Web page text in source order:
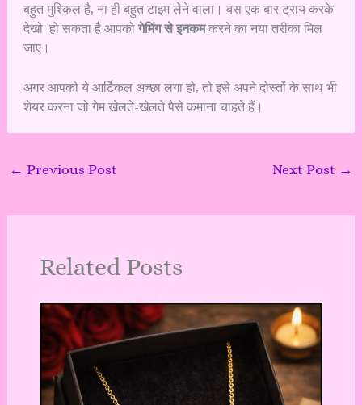
बहुत मुश्किल है, ना ही बहुत टाइम लेने वाला। बस एक बार ट्राय करके
देखो हो सकता है आपको गेमिंग से इनकमकरने का नया तरीका मिल
जाए।
अगर आपको ये आर्टिकल अच्छा लगा हो, तो इसे अपने दोस्तों के साथ भी
शेयर करना जो गेम खेलते-खेलते पैसे कमाना चाहते हैं।
← Previous Post Next Post →
Related Posts